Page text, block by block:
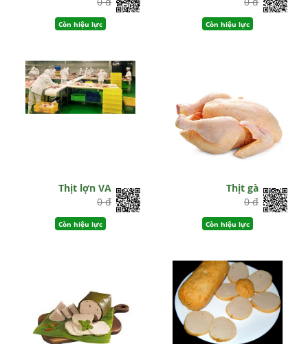
Còn hiệu lực Còn hiệu lực
Thịt lợn VA
0 đ
Còn hiệu lực
Thịt gà
0 đ
Còn hiệu lực